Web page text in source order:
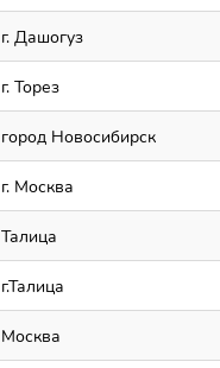
г. Дашогуз
г. Торез
город Новосибирск
г. Москва
Талица
г.Талица
Москва